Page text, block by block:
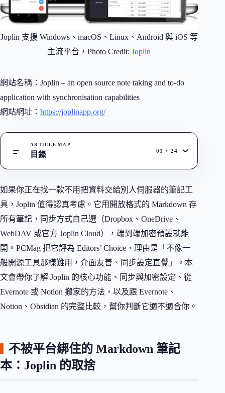
Joplin 支援 Windows、macOS、Linux、Android 與 iOS 等
主流平台，Photo Credit:Joplin
網站名稱：Joplin – an open source note taking and to-do
application with synchronisation capabilities
網站網址： https://joplinapp.org/
ARTICLE MAP
目錄 01 / 24
如果你正在找一款不用把資料交給別人伺服器的筆記工
具，Joplin 值得認真考慮。它用開放格式的 Markdown 存
所有筆記，同步方式自己選（Dropbox、OneDrive、
WebDAV 或官方 Joplin Cloud），端到端加密預設就能
開。PCMag 把它評為 Editors’ Choice，理由是「不像一
般開源工具那樣難用，介面友善、同步設定直覺」。本
文會帶你了解 Joplin 的核心功能、同步與加密設定、從
Evernote 或 Notion 搬家的方法，以及跟 Evernote、
Notion、Obsidian 的完整比較，幫你判斷它適不適合你。
不被平台綁住的 Markdown 筆記
本：Joplin 的取捨